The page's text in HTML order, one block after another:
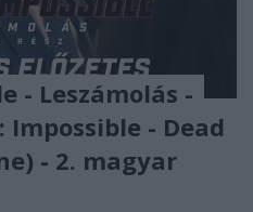
- Leszámolás -
Impossible - Dead
- 2. magyar